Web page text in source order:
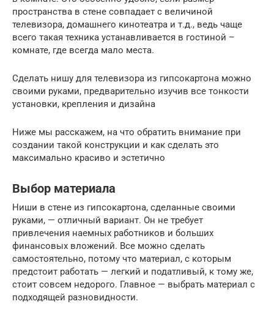
пространства в стене совпадает с величиной
телевизора, домашнего кинотеатра и т.д., ведь чаще
всего такая техника устанавливается в гостиной –
комнате, где всегда мало места.
Сделать нишу для телевизора из гипсокартона можно
своими руками, предварительно изучив все тонкости
установки, крепления и дизайна
Ниже мы расскажем, на что обратить внимание при
создании такой конструкции и как сделать это
максимально красиво и эстетично
Выбор материала
Ниши в стене из гипсокартона, сделанные своими
руками, — отличный вариант. Он не требует
привлечения наемных работников и больших
финансовых вложений. Все можно сделать
самостоятельно, потому что материал, с которым
предстоит работать — легкий и податливый, к тому же,
стоит совсем недорого. Главное — выбрать материал с
подходящей разновидности.